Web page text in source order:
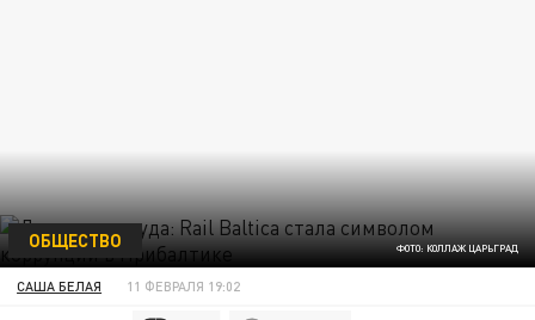
ФОТО: КОЛЛАЖ ЦАРЬГРАД
ОБЩЕСТВО
САША БЕЛАЯ 11 ФЕВРАЛЯ 19:02